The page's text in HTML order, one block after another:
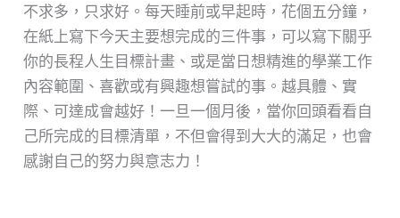
不求多，只求好。每天睡前或早起時，花個五分鐘，
在紙上寫下今天主要想完成的三件事，可以寫下關乎
你的長程人生目標計畫、或是當日想精進的學業工作
內容範圍、喜歡或有興趣想嘗試的事。越具體、實
際、可達成會越好！一旦一個月後，當你回頭看看自
己所完成的目標清單，不但會得到大大的滿足，也會
感謝自己的努力與意志力！